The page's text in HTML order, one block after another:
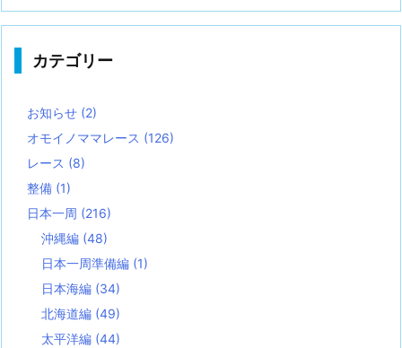
カテゴリー
お知らせ (2)
オモイノママレース (126)
レース (8)
整備 (1)
日本一周 (216)
沖縄編 (48)
日本一周準備編 (1)
日本海編 (34)
北海道編 (49)
太平洋編 (44)